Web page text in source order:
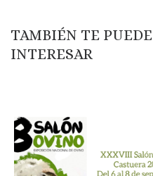
TAMBIÉN TE PUEDE
INTERESAR